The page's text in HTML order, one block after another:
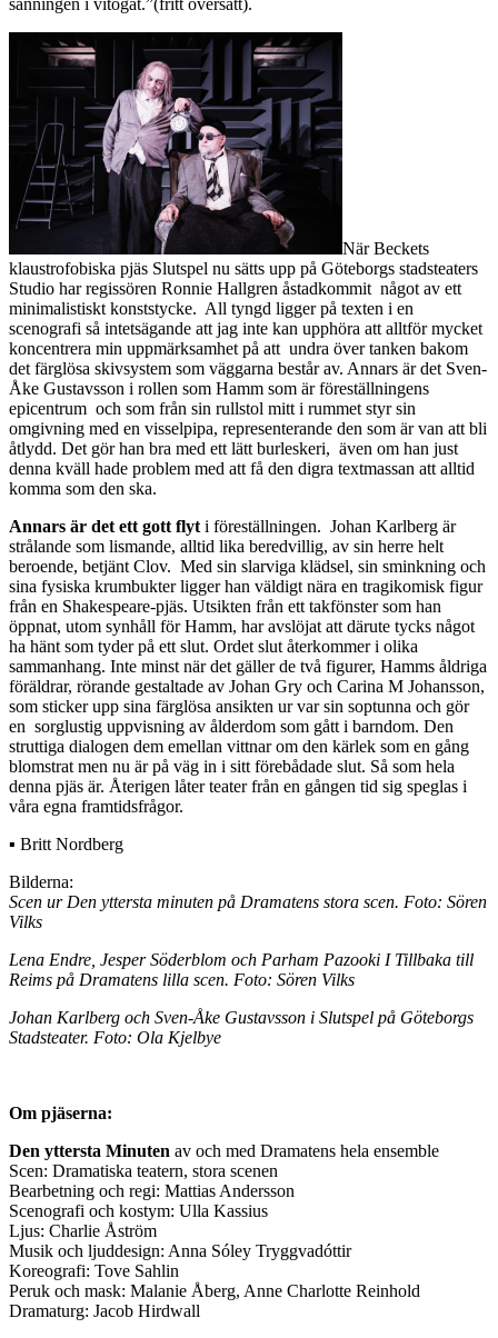
sanningen i vitögat.”(fritt översatt).
När Beckets
klaustrofobiska pjäs Slutspel nu sätts upp på Göteborgs stadsteaters
Studio har regissören Ronnie Hallgren åstadkommit något av ett
minimalistiskt konststycke. All tyngd ligger på texten i en
scenografi så intetsägande att jag inte kan upphöra att alltför mycket
koncentrera min uppmärksamhet på att undra över tanken bakom
det färglösa skivsystem som väggarna består av. Annars är det Sven-
Åke Gustavsson i rollen som Hamm som är föreställningens
epicentrum och som från sin rullstol mitt i rummet styr sin
omgivning med en visselpipa, representerande den som är van att bli
åtlydd. Det gör han bra med ett lätt burleskeri, även om han just
denna kväll hade problem med att få den digra textmassan att alltid
komma som den ska.
Annars är det ett gott flyti föreställningen. Johan Karlberg är
strålande som lismande, alltid lika beredvillig, av sin herre helt
beroende, betjänt Clov. Med sin slarviga klädsel, sin sminkning och
sina fysiska krumbukter ligger han väldigt nära en tragikomisk figur
från en Shakespeare-pjäs. Utsikten från ett takfönster som han
öppnat, utom synhåll för Hamm, har avslöjat att därute tycks något
ha hänt som tyder på ett slut. Ordet slut återkommer i olika
sammanhang. Inte minst när det gäller de två figurer, Hamms åldriga
föräldrar, rörande gestaltade av Johan Gry och Carina M Johansson,
som sticker upp sina färglösa ansikten ur var sin soptunna och gör
en sorglustig uppvisning av ålderdom som gått i barndom. Den
struttiga dialogen dem emellan vittnar om den kärlek som en gång
blomstrat men nu är på väg in i sitt förebådade slut. Så som hela
denna pjäs är. Återigen låter teater från en gången tid sig speglas i
våra egna framtidsfrågor.
▪ Britt Nordberg
Bilderna:
Scen ur Den yttersta minuten på Dramatens stora scen. Foto: Sören
Vilks
Lena Endre, Jesper Söderblom och Parham Pazooki I Tillbaka till
Reims på Dramatens lilla scen. Foto: Sören Vilks
Johan Karlberg och Sven-Åke Gustavsson i Slutspel på Göteborgs
Stadsteater. Foto: Ola Kjelbye
Om pjäserna:
Den yttersta Minuten av och med Dramatens hela ensemble
Scen: Dramatiska teatern, stora scenen
Bearbetning och regi: Mattias Andersson
Scenografi och kostym: Ulla Kassius
Ljus: Charlie Åström
Musik och ljuddesign: Anna Sóley Tryggvadóttir
Koreografi: Tove Sahlin
Peruk och mask: Malanie Åberg, Anne Charlotte Reinhold
Dramaturg: Jacob Hirdwall